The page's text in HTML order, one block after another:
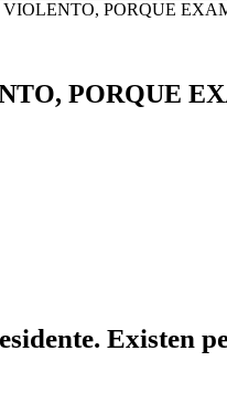
VIOLENTO, PORQUE
PORQUE
Existen